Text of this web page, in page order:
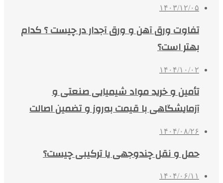
۱۴۰۳/۱۲/۰۵
تفاوت ورق آهن و ورق آجدار در چیست ؟ کدام
بهتر است؟
۱۴۰۴/۱۰/۰۲
تأمین و خرید مواد شیمیایی صنعتی و
آزمایشگاهی با قیمت به‌روز و تضمین اصالت
۱۴۰۴/۰۸/۲۶
حمل و نقل چندوجهی یا ترکیبی چیست؟
۱۴۰۴/۰۶/۱۱